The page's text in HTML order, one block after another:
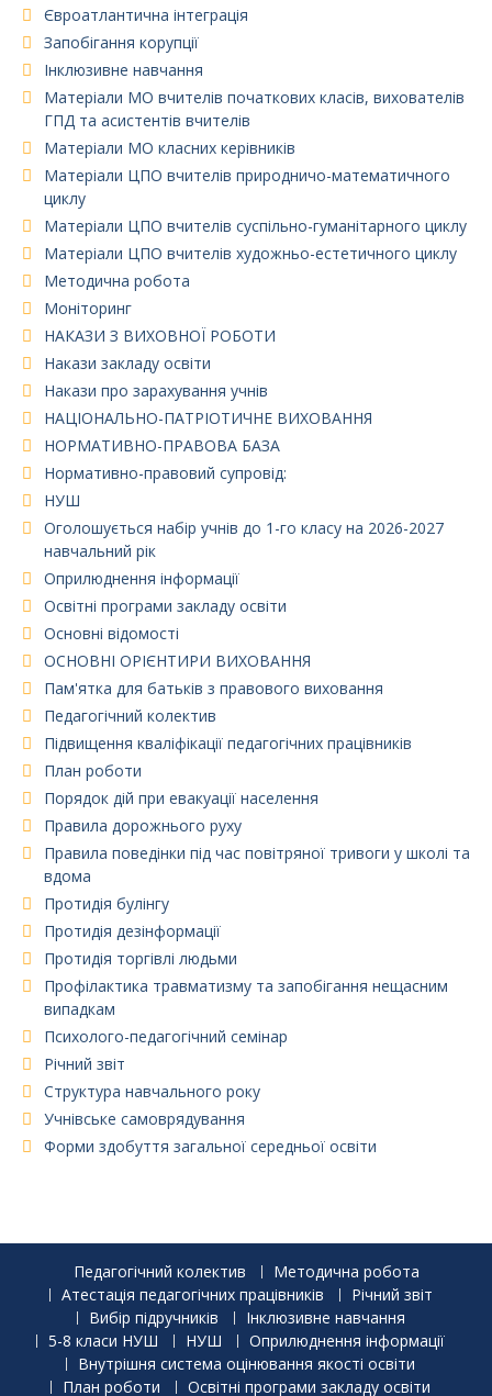
Євроатлантична інтеграція
Запобігання корупції
Інклюзивне навчання
Матеріали МО вчителів початкових класів, вихователів
ГПД та асистентів вчителів
Матеріали МО класних керівників
Матеріали ЦПО вчителів природничо-математичного
циклу
Матеріали ЦПО вчителів суспільно-гуманітарного циклу
Матеріали ЦПО вчителів художньо-естетичного циклу
Методична робота
Моніторинг
НАКАЗИ З ВИХОВНОЇ РОБОТИ
Накази закладу освіти
Накази про зарахування учнів
НАЦІОНАЛЬНО-ПАТРІОТИЧНЕ ВИХОВАННЯ
НОРМАТИВНО-ПРАВОВА БАЗА
Нормативно-правовий супровід:
НУШ
Оголошується набір учнів до 1-го класу на 2026-2027
навчальний рік
Оприлюднення інформації
Освітні програми закладу освіти
Основні відомості
ОСНОВНІ ОРІЄНТИРИ ВИХОВАННЯ
Пам'ятка для батьків з правового виховання
Педагогічний колектив
Підвищення кваліфікації педагогічних працівників
План роботи
Порядок дій при евакуації населення
Правила дорожнього руху
Правила поведінки під час повітряної тривоги у школі та
вдома
Протидія булінгу
Протидія дезінформації
Протидія торгівлі людьми
Профілактика травматизму та запобігання нещасним
випадкам
Психолого-педагогічний семінар
Річний звіт
Структура навчального року
Учнівське самоврядування
Форми здобуття загальної середньої освіти
Педагогічний колектив
Методична робота
Атестація педагогічних працівників
Річний звіт
Вибір підручників
Інклюзивне навчання
5-8 класи НУШ
НУШ
Оприлюднення інформації
Внутрішня система оцінювання якості освіти
План роботи
Освітні програми закладу освіти